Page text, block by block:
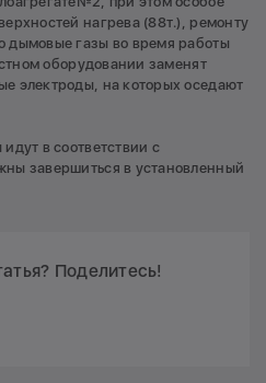
нагрева (88т.), ремонту
дымовые газы во время работы
оборудовании заменят
электроды, на которых оседают
в соответствии с
завершиться в установленный
Поделитесь!